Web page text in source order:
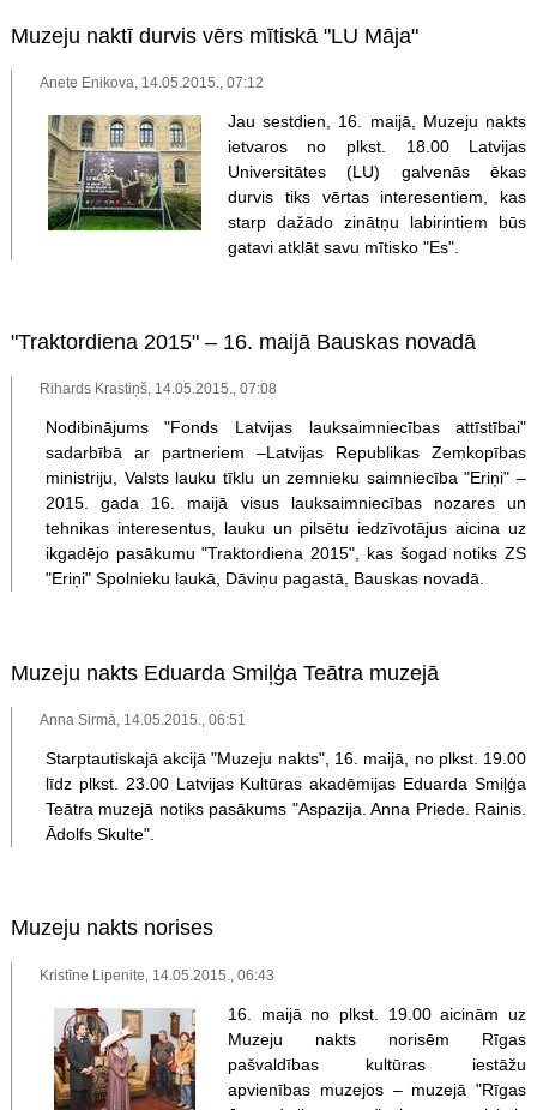
Muzeju naktī durvis vērs mītiskā "LU Māja"
Anete Enikova, 14.05.2015., 07:12
Jau sestdien, 16. maijā, Muzeju nakts
ietvaros no plkst. 18.00 Latvijas
Universitātes (LU) galvenās ēkas
durvis tiks vērtas interesentiem, kas
starp dažādo zinātņu labirintiem būs
gatavi atklāt savu mītisko "Es".
"Traktordiena 2015" – 16. maijā Bauskas novadā
Rihards Krastiņš, 14.05.2015., 07:08
Nodibinājums "Fonds Latvijas lauksaimniecības attīstībai"
sadarbībā ar partneriem –Latvijas Republikas Zemkopības
ministriju, Valsts lauku tīklu un zemnieku saimniecība "Eriņi" –
2015. gada 16. maijā visus lauksaimniecības nozares un
tehnikas interesentus, lauku un pilsētu iedzīvotājus aicina uz
ikgadējo pasākumu "Traktordiena 2015", kas šogad notiks ZS
"Eriņi" Spolnieku laukā, Dāviņu pagastā, Bauskas novadā.
Muzeju nakts Eduarda Smiļģa Teātra muzejā
Anna Sirmā, 14.05.2015., 06:51
Starptautiskajā akcijā "Muzeju nakts", 16. maijā, no plkst. 19.00
līdz plkst. 23.00 Latvijas Kultūras akadēmijas Eduarda Smiļģa
Teātra muzejā notiks pasākums "Aspazija. Anna Priede. Rainis.
Ādolfs Skulte".
Muzeju nakts norises
Kristīne Lipenite, 14.05.2015., 06:43
16. maijā no plkst. 19.00 aicinām uz
Muzeju nakts norisēm Rīgas
pašvaldības kultūras iestāžu
apvienības muzejos – muzejā "Rīgas